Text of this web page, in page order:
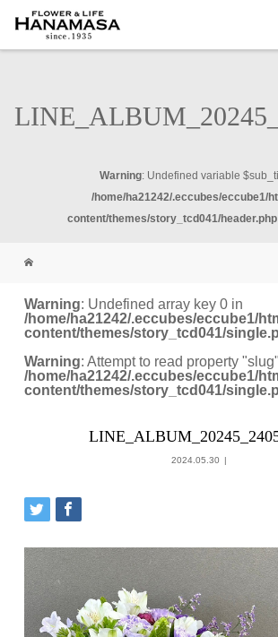
Warning: Undefined variable
/home/ha21242/.eccubes/eccube1/
content/themes/story_tcd041/header.php
Warning: Undefined array key 0 in
/home/ha21242/.eccubes/eccube1/
content/themes/story_tcd041/
Warning: Attempt to read property
/home/ha21242/.eccubes/eccube1/
content/themes/story_tcd041/
2024.05.30